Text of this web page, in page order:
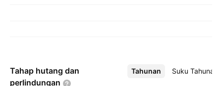
Tahap hutang dan
perlindungan
Tahunan Suku Tahunan
Lebih